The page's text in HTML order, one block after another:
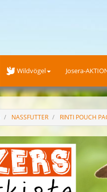
Wildvögel Josera-
NASSFUTTER RINTI POUCH